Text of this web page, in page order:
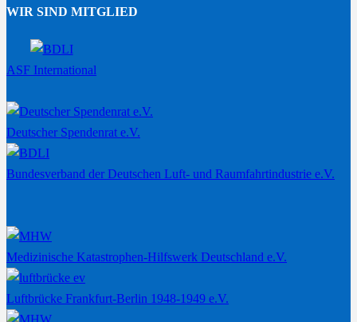
WIR SIND MITGLIED
ASF International
Deutscher Spendenrat e.V.
Bundesverband der Deutschen Luft- und Raumfahrtindustrie e.V.
Medizinische Katastrophen-Hilfswerk Deutschland e.V.
Luftbrücke Frankfurt-Berlin 1948-1949 e.V.